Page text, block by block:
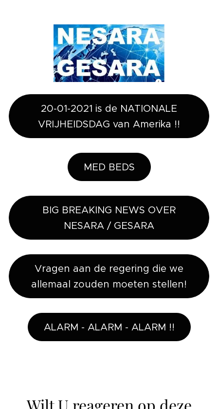
20-01-2021 is de NATIONALE
VRIJHEIDSDAG van Amerika !!
MED BEDS
BIG BREAKING NEWS OVER
NESARA / GESARA
Vragen aan de regering die we
allemaal zouden moeten stellen!
ALARM - ALARM - ALARM !!